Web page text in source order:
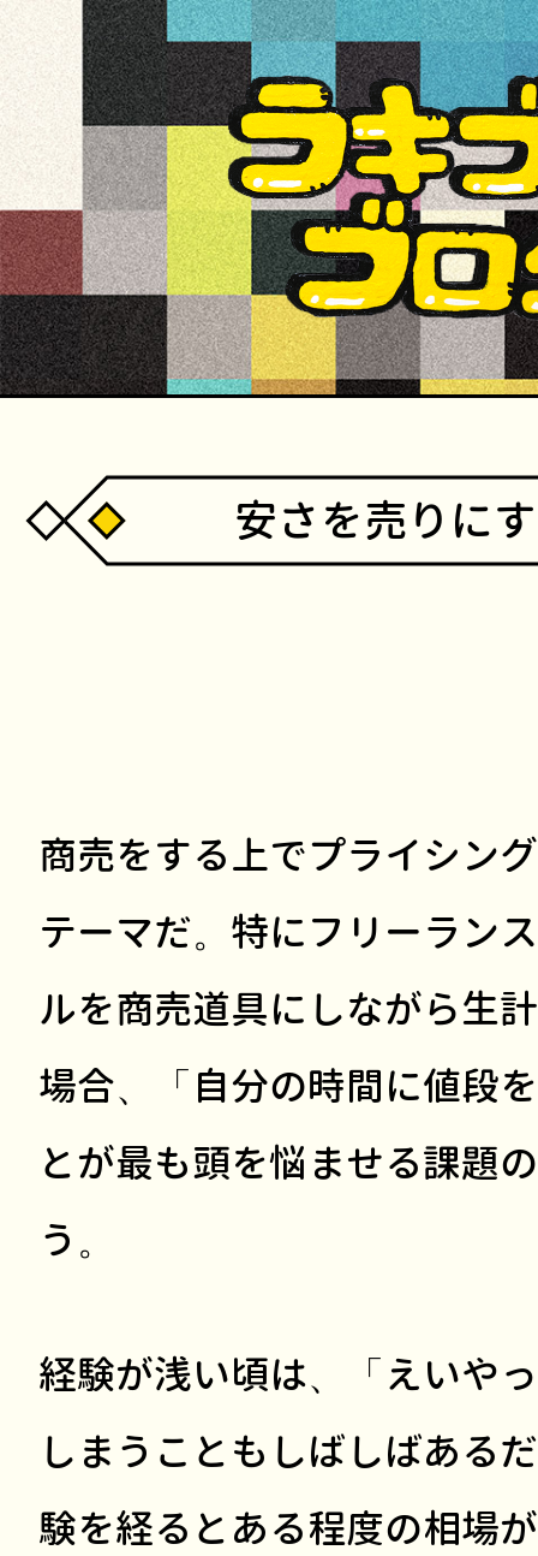
安さを売りに
商売をする上でプライシン
テーマだ。特にフリーラン
ルを商売道具にしながら生
場合、「自分の時間に値段
とが最も頭を悩ませる課題
う。
経験が浅い頃は、「えいや
しまうこともしばしばある
験を経るとある程度の相場